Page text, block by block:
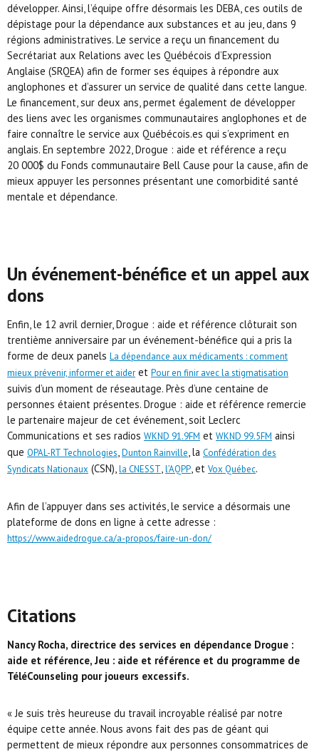
développer. Ainsi, l’équipe offre désormais les DEBA, ces outils de
dépistage pour la dépendance aux substances et au jeu, dans 9
régions administratives. Le service a reçu un financement du
Secrétariat aux Relations avec les Québécois d’Expression
Anglaise (SRQEA) afin de former ses équipes à répondre aux
anglophones et d’assurer un service de qualité dans cette langue.
Le financement, sur deux ans, permet également de développer
des liens avec les organismes communautaires anglophones et de
faire connaître le service aux Québécois.es qui s’expriment en
anglais. En septembre 2022, Drogue : aide et référence a reçu
20 000$ du Fonds communautaire Bell Cause pour la cause, afin de
mieux appuyer les personnes présentant une comorbidité santé
mentale et dépendance.
Un événement-bénéfice et un appel aux
dons
Enfin, le 12 avril dernier, Drogue : aide et référence clôturait son
trentième anniversaire par un événement-bénéfice qui a pris la
forme de deux panels La dépendance aux médicaments : comment
mieux prévenir, informer et aider et Pour en finir avec la stigmatisation
suivis d’un moment de réseautage. Près d’une centaine de
personnes étaient présentes. Drogue : aide et référence remercie
le partenaire majeur de cet événement, soit Leclerc
Communications et ses radios WKND 91.9FM et WKND 99.5FM ainsi
que OPAL-RT Technologies Dunton Rainville , la Confédération des
Syndicats Nationaux (CSN), la CNESST l’AQPP , et Vox Québec.
Afin de l’appuyer dans ses activités, le service a désormais une
plateforme de dons en ligne à cette adresse :
https://www.aidedrogue.ca/a-propos/faire-un-don/
Citations
Nancy Rocha, directrice des services en dépendance Drogue :
aide et référence, Jeu : aide et référence et du programme de
TéléCounseling pour joueurs excessifs.
« Je suis très heureuse du travail incroyable réalisé par notre
équipe cette année. Nous avons fait des pas de géant qui
permettent de mieux répondre aux personnes consommatrices de